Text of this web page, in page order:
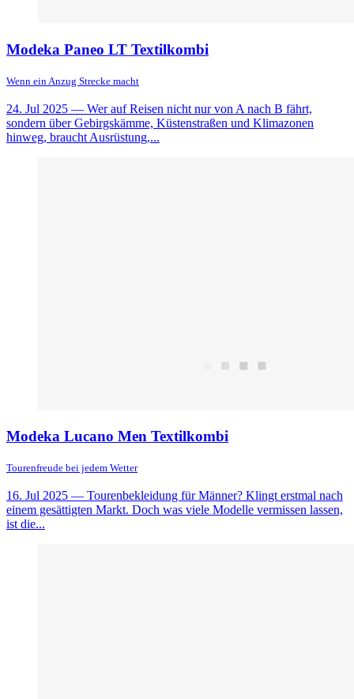
Modeka Paneo LT Textilkombi
Wenn ein Anzug Strecke macht
24. Jul 2025 — Wer auf Reisen nicht nur von A nach B fährt,
sondern über Gebirgskämme, Küstenstraßen und Klimazonen
hinweg, braucht Ausrüstung,...
Modeka Lucano Men Textilkombi
Tourenfreude bei jedem Wetter
16. Jul 2025 — Tourenbekleidung für Männer? Klingt erstmal nach
einem gesättigten Markt. Doch was viele Modelle vermissen lassen,
ist die...